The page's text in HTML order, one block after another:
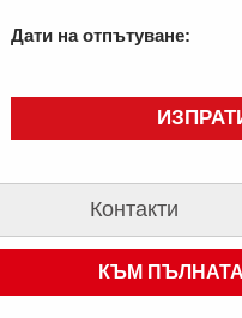
Дати на отпътуване:
Контакти
КЪМ